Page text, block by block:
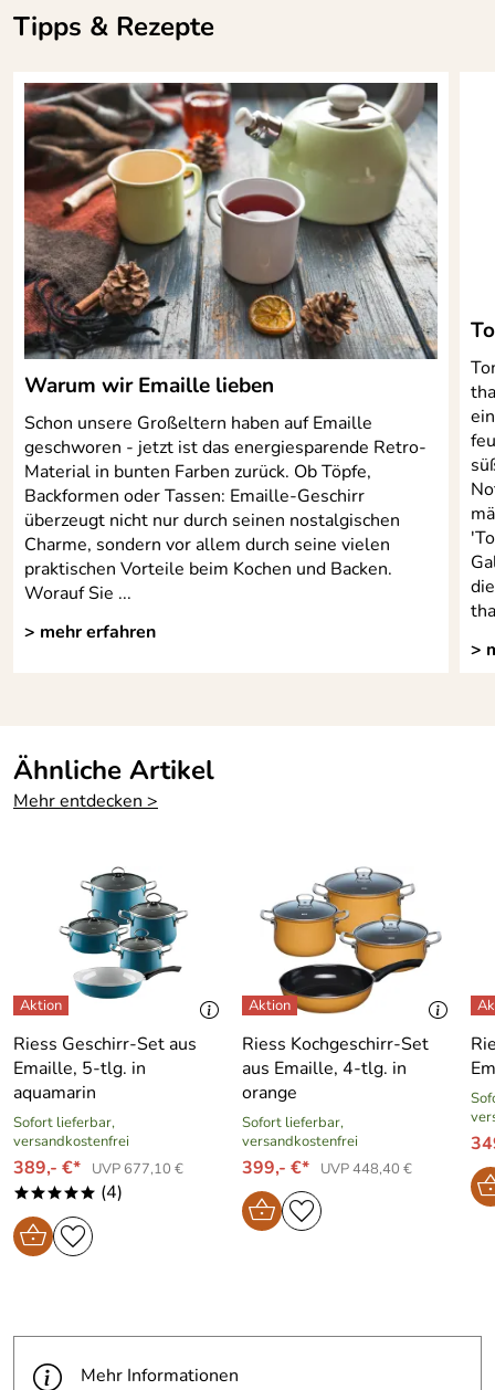
Tipps & Rezepte
Warum wir Emaille lieben
Schon unsere Großeltern haben auf Emaille
geschworen - jetzt ist das energiesparende Retro-
Material in bunten Farben zurück. Ob Töpfe,
Backformen oder Tassen: Emaille-Geschirr
überzeugt nicht nur durch seinen nostalgischen
Charme, sondern vor allem durch seine vielen
praktischen Vorteile beim Kochen und Backen.
Worauf Sie ...
> mehr erfahren
>
Ähnliche Artikel
Mehr entdecken >
Riess Geschirr-Set aus
Emaille, 5-tlg. in
aquamarin
Sofort lieferbar,
versandkostenfrei
389,- €* UVP 677,10 €
***** (4)
Riess Kochgeschirr-Set
aus Emaille, 4-tlg. in
orange
Sofort lieferbar,
versandkostenfrei
399,- €* UVP 448,40 €
Mehr Informationen